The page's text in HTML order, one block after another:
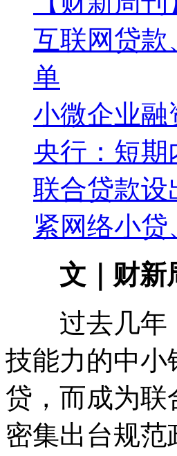
互联网贷
单
小微企业融
央行：短
联合贷款设
紧网络小
文｜财新周
过去几年，
技能力的中小
贷，而成为
密集出台规